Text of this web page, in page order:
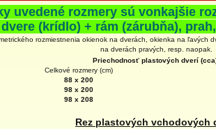
uvedené rozmery sú vonkajšie
(krídlo) + rám (zárubňa),
rozmiestnenia okienok na dverách, okienka na ľavých
na dverách pravých, resp. naopak.
Priechodnosť plastových dverí
Celkové rozmery (cm)
88 x 200
98 x 200
98 x 208
Rez plastových vchodových